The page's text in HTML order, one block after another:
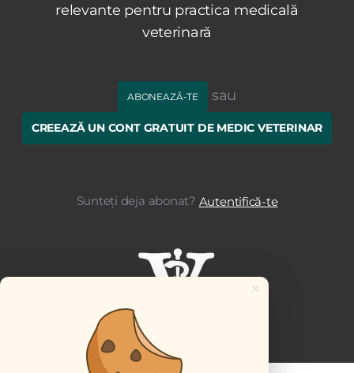
relevante pentru practica medicală
veterinară
ABONEAZĂ-TE sau
CREEAZĂ UN CONT GRATUIT DE MEDIC VETERINAR
Sunteți deja abonat? Autentifică-te
×